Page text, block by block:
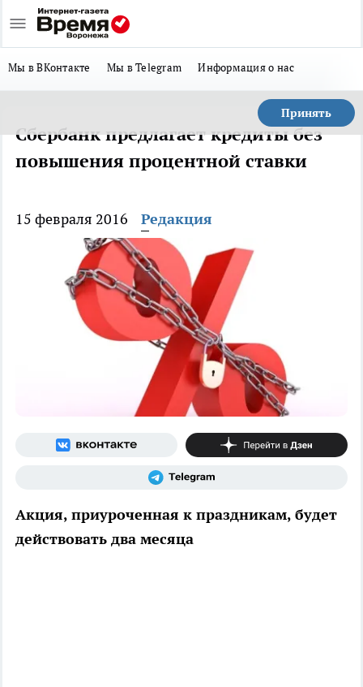
Мы в ВКонтакте Мы в Telegram Информация о нас
Принять
Сбербанк предлагает кредиты без
повышения процентной ставки
15 февраля 2016 Редакция
Акция, приуроченная к праздникам, будет
действовать два месяца